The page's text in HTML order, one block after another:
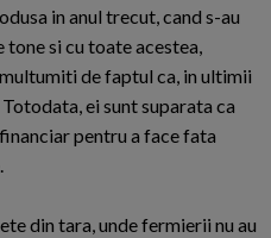
in anul trecut, cand s-au
si cu toate acestea,
de faptul ca, in ultimii
ei sunt suparata ca
pentru a face fata
din tara, unde fermierii nu au